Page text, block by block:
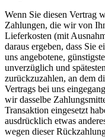
Wenn Sie diesen Vertrag
Zahlungen, die wir von
Lieferkosten (mit
daraus ergeben, dass Sie
uns angebotene,
unverzüglich und
zurückzuzahlen, an dem
Vertrags bei uns
wir dasselbe
Transaktion eingesetzt
ausdrücklich etwas
wegen dieser